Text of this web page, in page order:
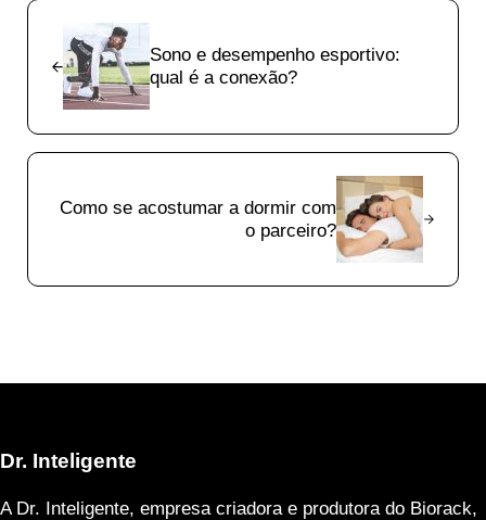
Previous Post:
Sono e desempenho esportivo:
qual é a conexão?
Next Post:
Como se acostumar a dormir com
o parceiro?
Dr. Inteligente
A Dr. Inteligente, empresa criadora e produtora do Biorack,